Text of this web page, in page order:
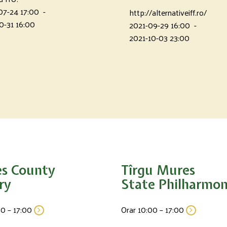
24 17:00 -
31 16:00
http://alternativeiff.ro/
2021-09-29 16:00 -
2021-10-03 23:00
County
– 17:00
Tîrgu Mures
State
Orar 10:00 – 17:00